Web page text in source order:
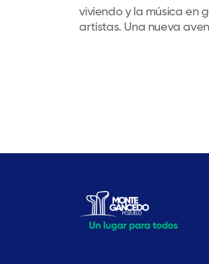
viviendo y la música en
artistas. Una nueva